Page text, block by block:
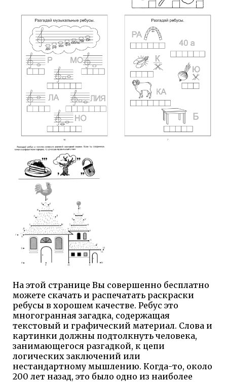
На этой странице Вы совершенно бесплатно
можете скачать и распечатать раскраски
ребусы в хорошем качестве. Ребус это
многогранная загадка, содержащая
текстовый и графический материал. Слова и
картинки должны подтолкнуть человека,
занимающегося разгадкой, к цепи
логических заключений или
нестандартному мышлению. Когда-то, около
200 лет назад, это было одно из наиболее